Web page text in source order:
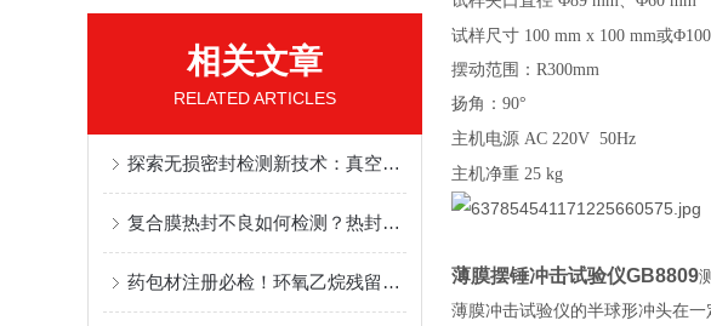
相关文章
RELATED ARTICLES
探索无损密封检测新技术：真空衰减法测试的原理及实践
复合膜热封不良如何检测？热封梯度测试仪实操方案
药包材注册必检！环氧乙烷残留气相色谱仪全套检测方案
试样尺寸 100 mm x 100 mm或
摆动范围： R300mm
扬角： 90°
主机电源 AC 220V 50Hz
主机净重 25 kg
薄膜摆锤冲击试验仪GB8809
薄膜冲击试验仪的半球形冲头在